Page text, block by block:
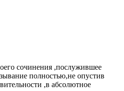
сочинения ,послужившее
полностью,не опустив
,в абсолютное